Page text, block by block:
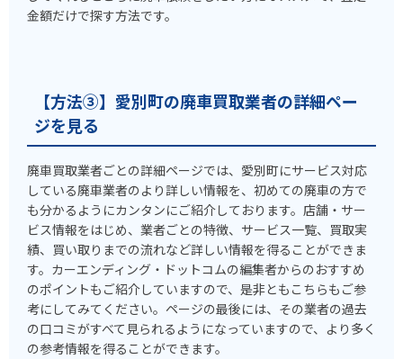
金額だけで探す方法です。
【方法③】愛別町の廃車買取業者の詳細ペー
ジを見る
廃車買取業者ごとの詳細ページでは、愛別町にサービス対応
している廃車業者のより詳しい情報を、初めての廃車の方で
も分かるようにカンタンにご紹介しております。店舗・サー
ビス情報をはじめ、業者ごとの特徴、サービス一覧、買取実
績、買い取りまでの流れなど詳しい情報を得ることができま
す。カーエンディング・ドットコムの編集者からのおすすめ
のポイントもご紹介していますので、是非ともこちらもご参
考にしてみてください。ページの最後には、その業者の過去
の口コミがすべて見られるようになっていますので、より多く
の参考情報を得ることができます。